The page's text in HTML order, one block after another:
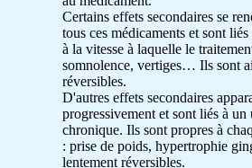
Certains effets secondaires se
tous ces médicaments et sont
à la vitesse à laquelle le
somnolence, vertiges… Ils sont
réversibles.
D'autres effets secondaires
progressivement et sont liés à un
chronique. Ils sont propres à
: prise de poids, hypertrophie
lentement réversibles.